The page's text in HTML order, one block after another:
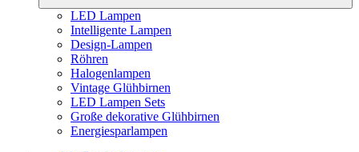
LED Lampen
Intelligente Lampen
Design-Lampen
Röhren
Halogenlampen
Vintage Glühbirnen
LED Lampen Sets
Große dekorative Glühbirnen
Energiesparlampen